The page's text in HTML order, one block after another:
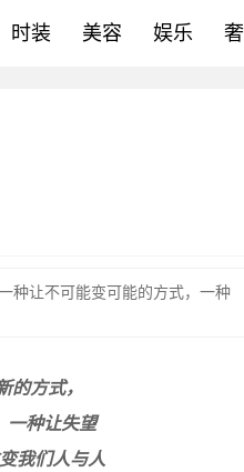
时装 美容 娱乐
种让不可能变可能的方式，一种
方式，
一种让失望
我们人与人